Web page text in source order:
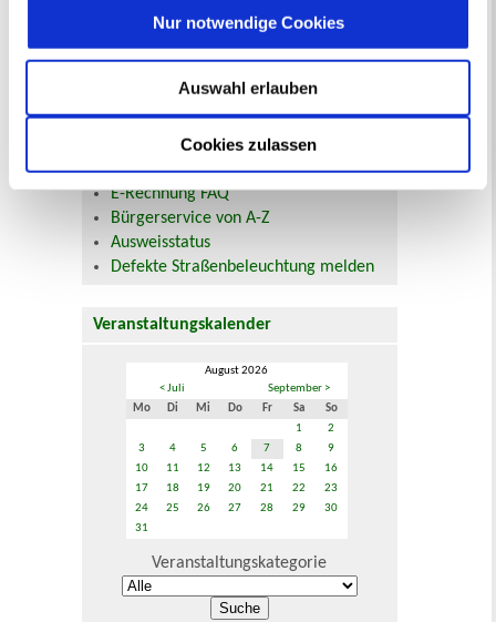
Cookies zulassen
Auswahl erlauben
Nur notwendige Cookies
Beurkundung Vaterschaft, Sorge
und Unterhalt
Urkundenservice
Online-Service (Serviceportal)
Kontaktformular
Öffnungszeiten
E-Rechnung FAQ
Bürgerservice von A-Z
Ausweisstatus
Defekte Straßenbeleuchtung melden
Veranstaltungskalender
August 2026
< Juli
September >
Mo
Di Mi Do Fr Sa
So
1
2
3
4 5 6 7 8
9
10
11 12 13 14 15
16
17
18 19 20 21 22
23
24
25 26 27 28 29
30
31
Veranstaltungskategorie